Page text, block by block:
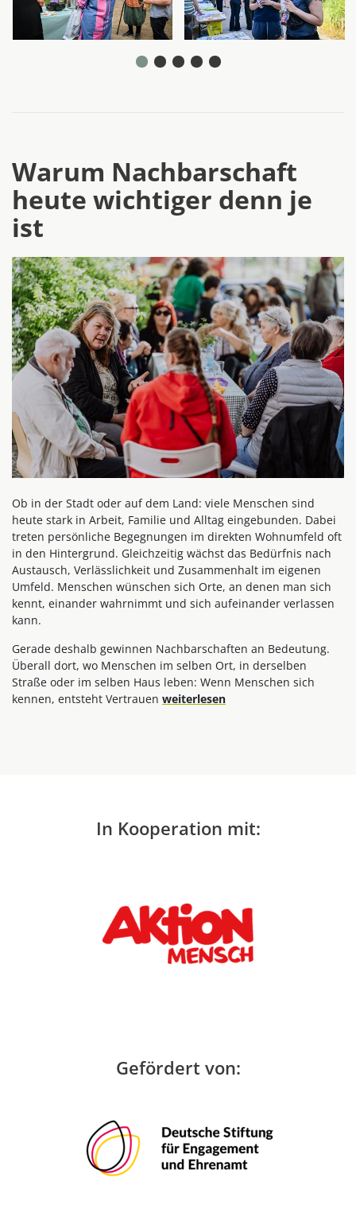
Warum Nachbarschaft
heute wichtiger denn je
ist
Ob in der Stadt oder auf dem Land: viele Menschen sind
heute stark in Arbeit, Familie und Alltag eingebunden. Dabei
treten persönliche Begegnungen im direkten Wohnumfeld oft
in den Hintergrund. Gleichzeitig wächst das Bedürfnis nach
Austausch, Verlässlichkeit und Zusammenhalt im eigenen
Umfeld. Menschen wünschen sich Orte, an denen man sich
kennt, einander wahrnimmt und sich aufeinander verlassen
kann.
Gerade deshalb gewinnen Nachbarschaften an Bedeutung.
Überall dort, wo Menschen im selben Ort, in derselben
Straße oder im selben Haus leben: Wenn Menschen sich
kennen, entsteht Vertrauen weiterlesen
In Kooperation mit:
Gefördert von: